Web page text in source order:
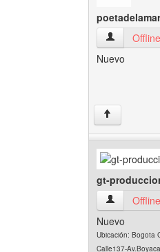
poetadelamar
Offline
Nuevo
↑
gt-
gt-
Offline
Nuevo
Ubicación: Bogota
Calle137-Av.Boyaca